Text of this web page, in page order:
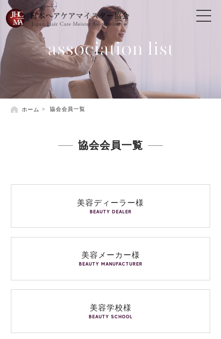
association list
ホーム 協会会員一覧
協会会員一覧
美容ディーラー様
BEAUTY DEALER
美容メーカー様
BEAUTY MANUFACTURER
美容学校様
BEAUTY SCHOOL